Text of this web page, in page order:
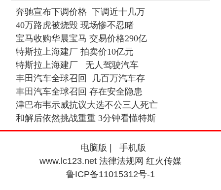
奔驰宣布下调价格 下调近十几万
40万路虎被烧毁 现场惨不忍睹
宝马收购华晨宝马 交易价格290亿
特斯拉上海建厂 拍卖价10亿元
特斯拉上海建厂 无人驾驶汽车
丰田汽车全球召回 几百万汽车存
丰田汽车全球召回 存在安全隐患
津巴布韦示威抗议大选不公三人死亡
和解后依然挑战重重 3分钟看懂特斯
电脑版
手机版
www.lc123.net 法律法规网 红火传媒
鲁ICP备11015312号-1